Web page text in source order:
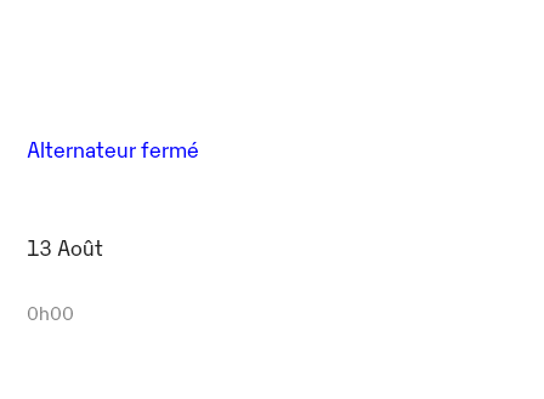
Alternateur fermé
13 Août
0h00